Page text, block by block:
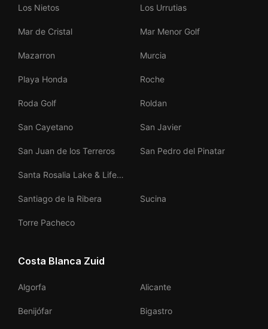
Los Nietos Los Urrutias
Mar de Cristal Mar Menor Golf
Mazarron Murcia
Playa Honda Roche
Roda Golf Roldan
San Cayetano San Javier
San Juan de los Terreros San Pedro del Pinatar
Santa Rosalia Lake & Life
Santiago de la Ribera
Sucina
Torre Pacheco
Costa Blanca Zuid
Algorfa Alicante
Benijófar Bigastro